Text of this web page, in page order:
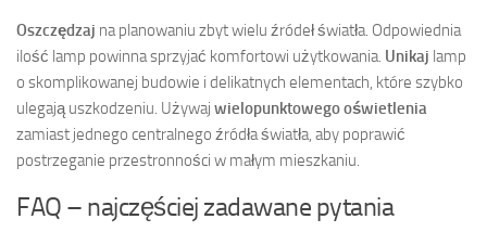
Oszczędzaj na planowaniu zbyt wielu źródeł światła. Odpowiednia
ilość lamp powinna sprzyjać komfortowi użytkowania. Unikaj lamp
o skomplikowanej budowie i delikatnych elementach, które szybko
ulegają uszkodzeniu. Używaj wielopunktowego oświetlenia
zamiast jednego centralnego źródła światła, aby poprawić
postrzeganie przestronności w małym mieszkaniu.
FAQ – najczęściej zadawane pytania